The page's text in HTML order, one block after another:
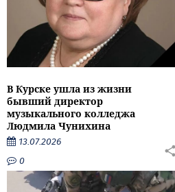
В Курске ушла из жизни
бывший директор
музыкального колледжа
Людмила Чунихина
13.07.2026
0